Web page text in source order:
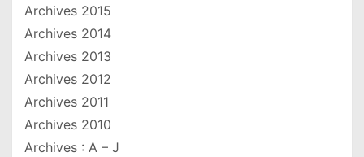
Archives 2015
Archives 2014
Archives 2013
Archives 2012
Archives 2011
Archives 2010
Archives : A – J